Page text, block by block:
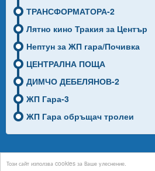
Този сайт използва cookies за Ваше улеснение.
ТРАНСФОРМАТОРА-2
Лятно кино Тракия за Център
Нептун за ЖП гара/Почивка
ЦЕНТРАЛНА ПОЩА
ДИМЧО ДЕБЕЛЯНОВ-2
ЖП Гара-3
ЖП Гара обръщач тролеи